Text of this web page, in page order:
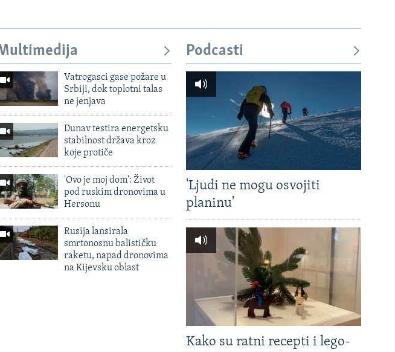
Vatrogasci gase požare u
Srbiji, dok toplotni talas
ne jenjava
Dunav testira energetsku
stabilnost država kroz
koje protiče
'Ovo je moj dom': Život
pod ruskim dronovima u
Hersonu
Rusija lansirala
smrtonosnu balističku
raketu, napad dronovima
na Kijevsku oblast
Podcasti
'Ljudi ne mogu osvojiti
planinu'
Kako su ratni recepti i lego-